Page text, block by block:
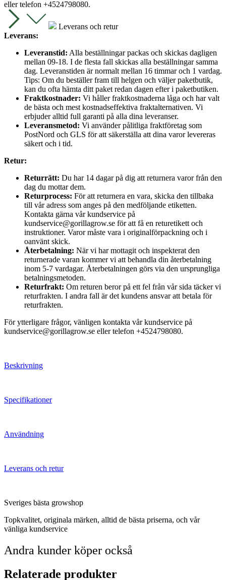
eller telefon +4524798080.
Leverans och retur
Leverans:
Leveranstid: Alla beställningar packas och skickas dagligen
mellan 09-18. I de flesta fall skickas alla beställningar samma
dag. Leveranstiden är normalt mellan 16 timmar och 1 vardag.
Tips: Om du beställer fram till helgen och väljer paketbutik,
kan du ofta hämta ditt paket redan dagen efter i paketbutiken.
Fraktkostnader: Vi håller fraktkostnaderna låga och har valt
de bästa och mest kostnadseffektiva fraktalternativen. Vi
erbjuder alltid full garanti på alla dina leveranser.
Leveransmetod: Vi använder pålitliga fraktföretag som
PostNord och GLS för att säkerställa att dina varor levereras
säkert och i tid.
Retur:
Returrätt: Du har 14 dagar på dig att returnera varor från den
dag du mottar dem.
Returprocess: För att returnera en vara, skicka den tillbaka
till vår adress som anges på den medföljande etiketten.
Kontakta gärna vår kundservice på
kundservice@gorillagrow.se för att få en returetikett och
instruktioner. Varor måste vara i originalförpackning och i
oanvänt skick.
Återbetalning: När vi har mottagit och inspekterat den
returnerade varan kommer vi att behandla din återbetalning
inom 5-7 vardagar. Återbetalningen görs via den ursprungliga
betalningsmetoden.
Returfrakt: Om returen beror på ett fel från vår sida täcker vi
returfrakten. I andra fall är det kundens ansvar att betala för
returfrakten.
För ytterligare frågor, vänligen kontakta vår kundservice på
kundservice@gorillagrow.se eller telefon +4524798080.
Beskrivning
Specifikationer
Användning
Leverans och retur
Sveriges bästa growshop
Topkvalitet, originala märken, alltid de bästa priserna, och vår
vänliga kundservice
Andra kunder köper också
Relaterade produkter